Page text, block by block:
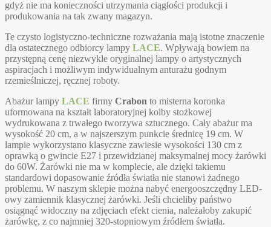
gdyż nie ma konieczności utrzymania ciągłości produkcji i
produkowania na tak zwany magazyn.
Te czysto logistyczno-techniczne rozważania mają istotne znaczenie
dla ostatecznego odbiorcy lampy LACE. Wpływają bowiem na
przystępną cenę niezwykle oryginalnej lampy o artystycznych
aspiracjach i możliwym indywidualnym anturażu godnym
rzemieślniczej, ręcznej roboty.
Abażur lampy LACE firmy Crabon to misterna koronka
uformowana na kształt laboratoryjnej kolby stożkowej
wydrukowana z trwałego tworzywa sztucznego. Cały abażur ma
wysokość 20 cm, a w najszerszym punkcie średnicę 19 cm. W
lampie wykorzystano klasyczne zawiesie wysokości 130 cm z
oprawką o gwincie E27 i przewidzianej maksymalnej mocy żarówki
do 60W. Żarówki nie ma w komplecie, ale dzięki takiemu
standardowi dopasowanie źródła światła nie stanowi żadnego
problemu. W naszym sklepie można nabyć energooszczędny LED-
owy zamiennik klasycznej żarówki. Jeśli chcieliby państwo
osiągnąć widoczny na zdjęciach efekt cienia, należałoby zakupić
żarówkę, z co najmniej 320-stopniowym źródłem światła.